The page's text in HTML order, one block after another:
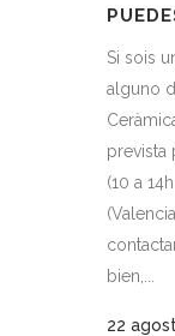
Si sois
alguno
prevista
(10 a
bien,...
22